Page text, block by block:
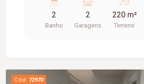
Uberlândia Documentação okei #bfe
2
Banho
2
Garagens
220 m²
Terreno
Cód. 72970